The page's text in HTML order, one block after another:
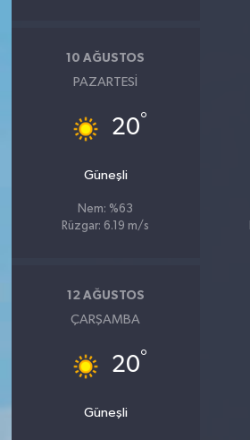
10 AĞUSTOS
PAZARTESI
20°
Güneşli
Nem: %63
Rüzgar: 6.19 m/s
12 AĞUSTOS
ÇARŞAMBA
20°
Güneşli